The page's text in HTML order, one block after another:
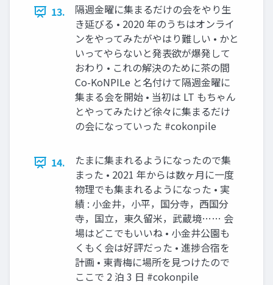
13.
隔週金曜に集まるだけの会をやり生
き延びる • 2020 年のうちはオンライ
ンをやってみたがやはり難しい • かと
いってやらないと発表欲が爆発して
おわり • これの解決のために茶の間
Co-KoNPILe と名付けて隔週金曜に
集まる会を開始 • 当初は LT もちゃん
とやってみたけど徐々に集まるだけ
の会になっていった #cokonpile
14.
たまに集まれるようになったので集
まった • 2021 年からは数ヶ月に一度
物理でも集まれるようになった • 実
績 : 小金井，小平，国分寺，西国分
寺，国立，東久留米，武蔵境…… 会
場はどこでもいいね • 小金井公園も
くもく会は好評だった • 進捗合宿を
計画 • 東青梅に場所を見つけたので
ここで 2 泊 3 日 #cokonpile